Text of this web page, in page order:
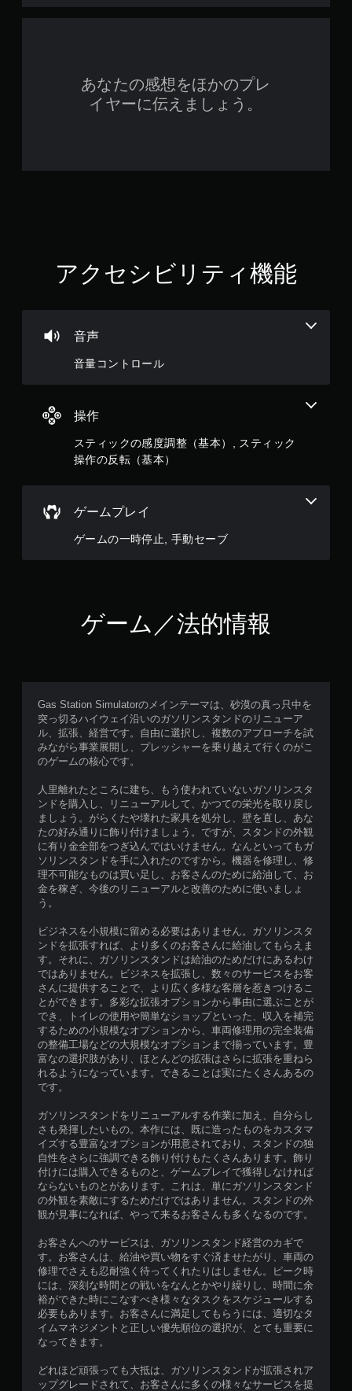
あなたの感想をほかのプレ
イヤーに伝えましょう。
アクセシビリティ機能
音声
音量コントロール
操作
スティックの感度調整（基本）, スティック
操作の反転（基本）
ゲームプレイ
ゲームの一時停止, 手動セーブ
ゲーム／法的情報
Gas Station Simulatorのメインテーマは、砂漠の真っ只中を
突っ切るハイウェイ沿いのガソリンスタンドのリニューア
ル、拡張、経営です。自由に選択し、複数のアプローチを試
みながら事業展開し、プレッシャーを乗り越えて行くのがこ
のゲームの核心です。
人里離れたところに建ち、もう使われていないガソリンスタ
ンドを購入し、リニューアルして、かつての栄光を取り戻し
ましょう。がらくたや壊れた家具を処分し、壁を直し、あな
たの好み通りに飾り付けましょう。ですが、スタンドの外観
に有り金全部をつぎ込んではいけません。なんといってもガ
ソリンスタンドを手に入れたのですから。機器を修理し、修
理不可能なものは買い足し、お客さんのために給油して、お
金を稼ぎ、今後のリニューアルと改善のために使いましょ
う。
ビジネスを小規模に留める必要はありません。ガソリンスタ
ンドを拡張すれば、より多くのお客さんに給油してもらえま
す。それに、ガソリンスタンドは給油のためだけにあるわけ
ではありません。ビジネスを拡張し、数々のサービスをお客
さんに提供することで、より広く多様な客層を惹きつけるこ
とができます。多彩な拡張オプションから事由に選ぶことが
でき、トイレの使用や簡単なショップといった、収入を補完
するための小規模なオプションから、車両修理用の完全装備
の整備工場などの大規模なオプションまで揃っています。豊
富なの選択肢があり、ほとんどの拡張はさらに拡張を重ねら
れるようになっています。できることは実にたくさんあるの
です。
ガソリンスタンドをリニューアルする作業に加え、自分らし
さも発揮したいもの。本作には、既に造ったものをカスタマ
イズする豊富なオプションが用意されており、スタンドの独
自性をさらに強調できる飾り付けもたくさんあります。飾り
付けには購入できるものと、ゲームプレイで獲得しなければ
ならないものとがあります。これは、単にガソリンスタンド
の外観を素敵にするためだけではありません。スタンドの外
観が見事になれば、やって来るお客さんも多くなるのです。
お客さんへのサービスは、ガソリンスタンド経営のカギで
す。お客さんは、給油や買い物をすぐ済ませたがり、車両の
修理でさえも忍耐強く待ってくれたりはしません。ピーク時
には、深刻な時間との戦いをなんとかやり繰りし、時間に余
裕ができた時にこなすべき様々なタスクをスケジュールする
必要もあります。お客さんに満足してもらうには、適切なタ
イムマネジメントと正しい優先順位の選択が、とても重要に
なってきます。
どれほど頑張っても大抵は、ガソリンスタンドが拡張されア
ップグレードされて、お客さんに多くの様々なサービスを提